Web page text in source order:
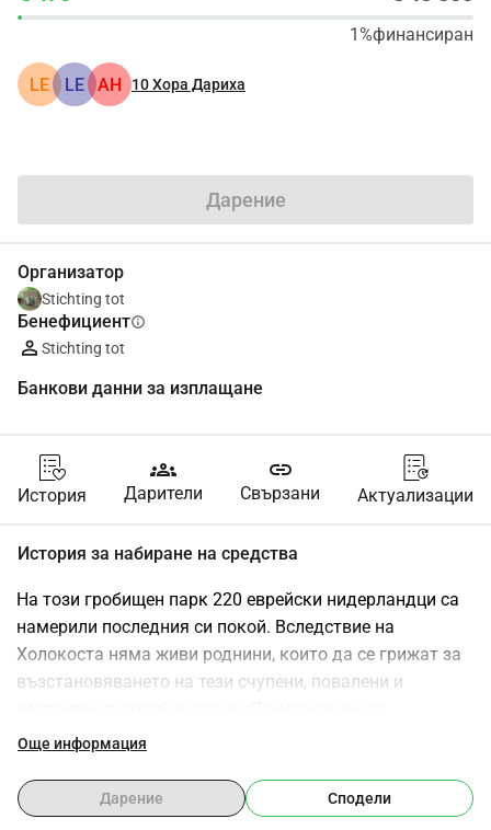
1%финансиран
LE LE АН 10Хора Дариха
Дарение
Организатор
Stichting tot
Бенефициентinfo
Stichting tot
Банкови данни за изплащане
История
groups
Дарители
link
Свързани Актуализации
История за набиране на средства
На този гробищен парк 220 еврейски нидерландци са
намерили последния си покой. Вследствие на
Холокоста няма живи роднини, които да се грижат за
възстановяването на тези счупени, повалени и
възстановим 41 надгробни паметника по скромен и
На еврейското гробище в Оверфин има общо 220
погребани и около 120 надгробни паметника с
Още информация
Дарение Сподели